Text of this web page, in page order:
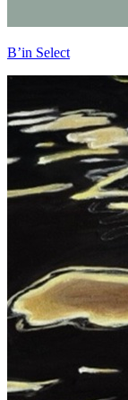
B’in Select